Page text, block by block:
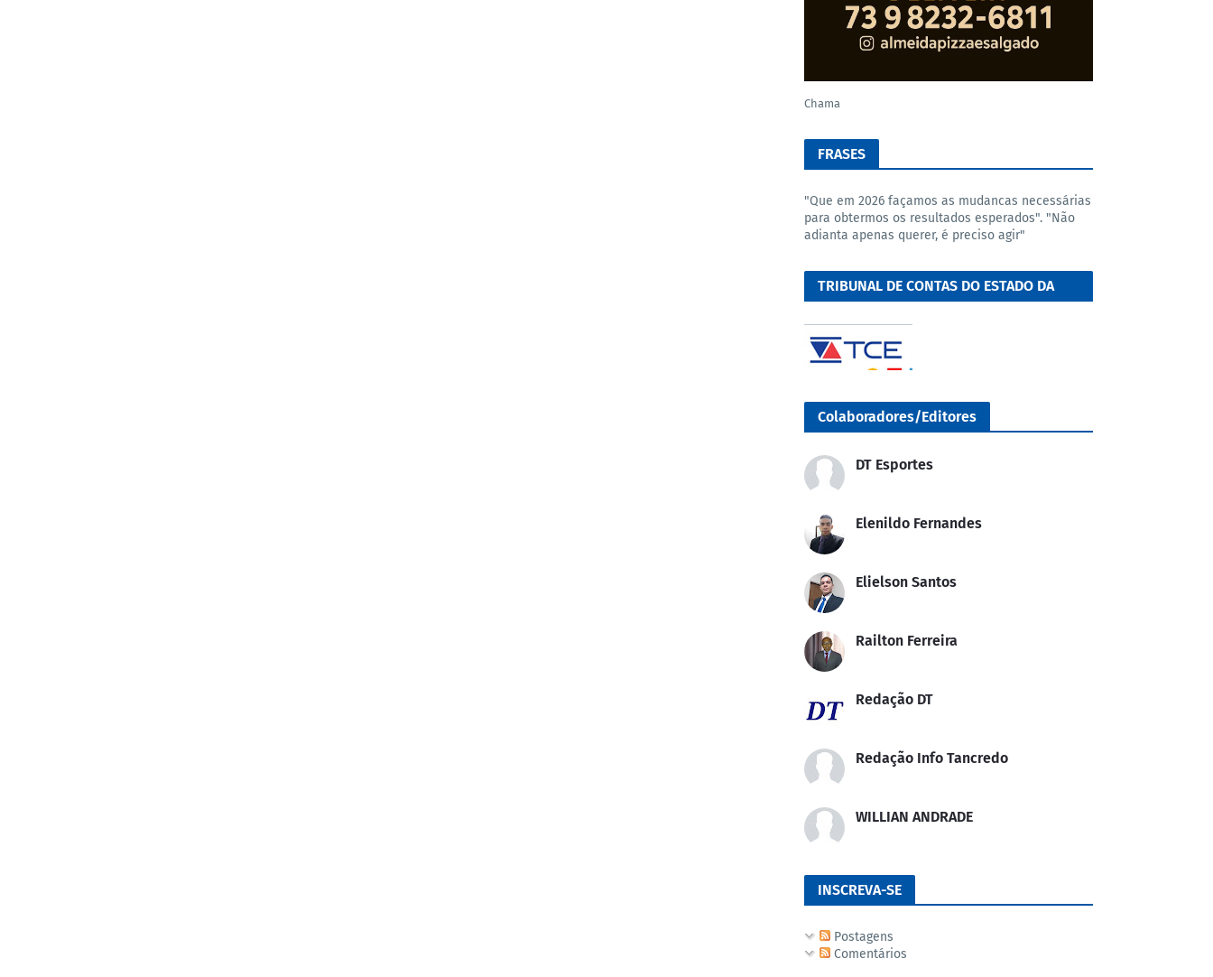
Chama
FRASES
"Que em 2026 façamos as mudancas necessárias
para obtermos os resultados esperados". "Não
adianta apenas querer, é preciso agir"
TRIBUNAL DE CONTAS DO ESTADO DA
Colaboradores/Editores
DT Esportes
Elenildo Fernandes
Elielson Santos
Railton Ferreira
Redação DT
Redação Info Tancredo
WILLIAN ANDRADE
INSCREVA-SE
Postagens
Comentários